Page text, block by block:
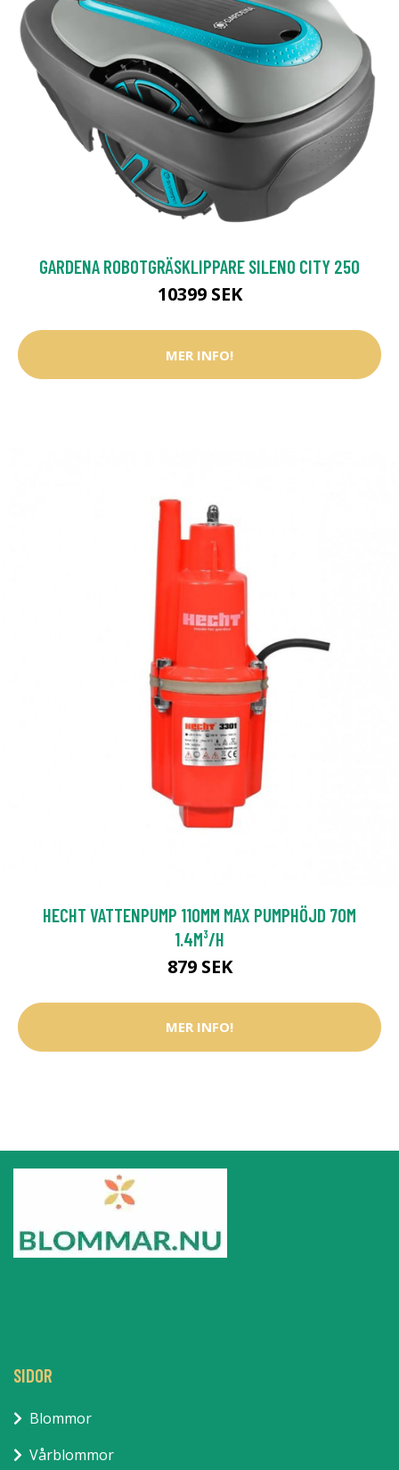
GARDENA ROBOTGRÄSKLIPPARE SILENO CITY 250
10399 SEK
MER INFO!
HECHT VATTENPUMP 110MM MAX PUMPHÖJD 70M
1.4M³/H
879 SEK
MER INFO!
SIDOR
Blommor
Vårblommor